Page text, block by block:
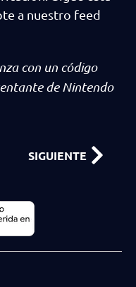
a nuestro feed
con un código
de Nintendo
SIGUIENTE